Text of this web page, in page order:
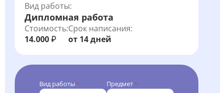
Вид работы:
Дипломная работа
Стоимость:
14.000 ₽
Срок написания:
от 14 дней
Вид работы * Предмет *